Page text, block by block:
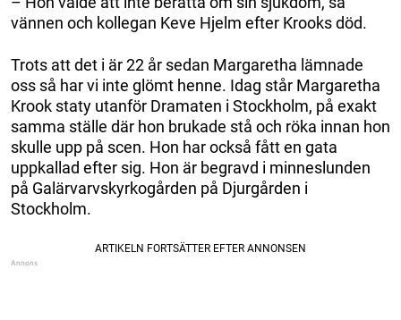
vännen och kollegan Keve Hjelm efter Krooks död.
Trots att det i är 22 år sedan Margaretha lämnade
oss så har vi inte glömt henne. Idag står Margaretha
Krook staty utanför Dramaten i Stockholm, på exakt
samma ställe där hon brukade stå och röka innan hon
skulle upp på scen. Hon har också fått en gata
uppkallad efter sig. Hon är begravd i minneslunden
på Galärvarvskyrkogården på Djurgården i
Stockholm.